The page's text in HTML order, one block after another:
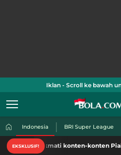
Iklan - Scroll ke bawah
Indonesia BRI Super League
EKSKLUSIF!
Nikmati konten-konten Piala Dunia